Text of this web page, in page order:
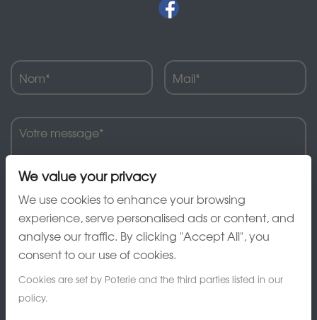
J'ai lu et accepte la charte de confidentialité
We value your privacy
We use cookies to enhance your browsing
experience, serve personalised ads or content, and
analyse our traffic. By clicking "Accept All", you
consent to our use of cookies.
Cookies are set by Poterie and the third parties listed in our
policy.